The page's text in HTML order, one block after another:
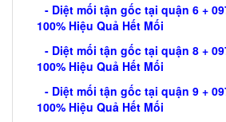
- Diệt mối tận gốc tại quận 6 +
100% Hiệu Quả Hết Mối
- Diệt mối tận gốc tại quận 8 +
100% Hiệu Quả Hết Mối
- Diệt mối tận gốc tại quận 9 +
100% Hiệu Quả Hết Mối